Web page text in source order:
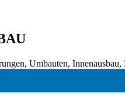
Umbauten,